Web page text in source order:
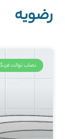
رضویه
نصاب توالت